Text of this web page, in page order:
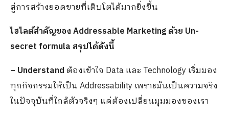
สู่การสร้างยอดขายที่เติบโตได้มากยิ่งขึ้น
ไฮไลต์สำคัญของ Addressable Marketing ด้วย Un-
secret formula สรุปได้ดังนี้
– Understand ต้องเข้าใจ Data และ Technology เริ่มมอง
ทุกกิจกรรมให้เป็น Addressability เพราะมันเป็นความจริง
ในปัจจุบันที่ใกล้ตัวจริงๆ แค่ต้องเปลี่ยนมุมมองของเรา ​